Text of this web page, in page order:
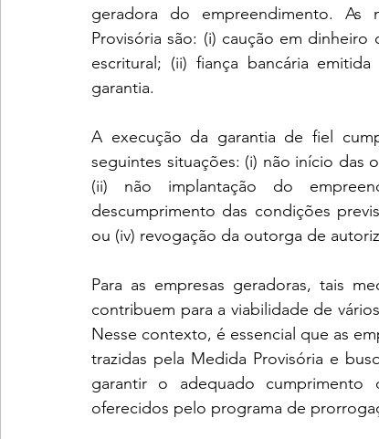
geradora do empreendimento. As
Provisória são: (i) caução em
escritural; (ii) fiança bancária
garantia.
A execução da garantia de fiel
seguintes situações: (i) não início das
(ii) não implantação do
descumprimento das condições
ou (iv) revogação da outorga de
Para as empresas geradoras, tais
contribuem para a viabilidade de
Nesse contexto, é essencial que as
trazidas pela Medida Provisória e
garantir o adequado cumprimento
oferecidos pelo programa de